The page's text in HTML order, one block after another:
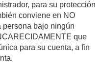
para su protección
conviene en NO
persona bajo ningún
que
para su cuenta, a fin